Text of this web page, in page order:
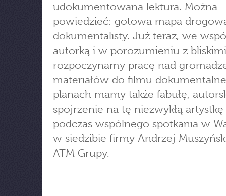
udokumentowana lektura. Można
powiedzieć: gotowa mapa
dokumentalisty. Już teraz, we
autorką i w porozumieniu z
rozpoczynamy pracę nad
materiałów do filmu
planach mamy także fabułę,
spojrzenie na tę niezwykłą
podczas wspólnego spotkania w
w siedzibie firmy Andrzej
ATM Grupy.